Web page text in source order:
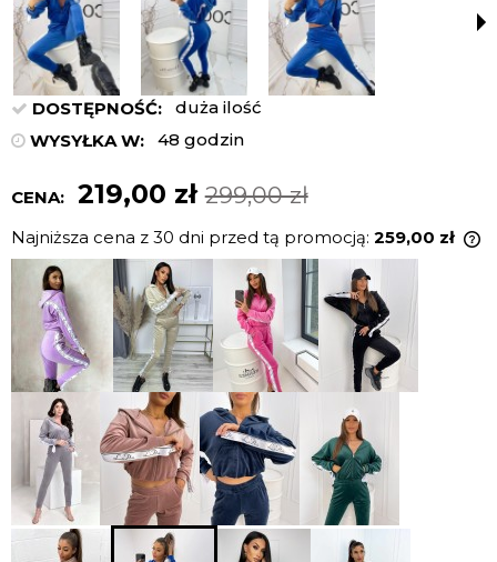
DOSTĘPNOŚĆ:
duża ilość
WYSYŁKA W:
48 godzin
CENA: 219,00 zł 299,00 zł
Najniższa cena z 30 dni przed tą promocją: 259,00 zł